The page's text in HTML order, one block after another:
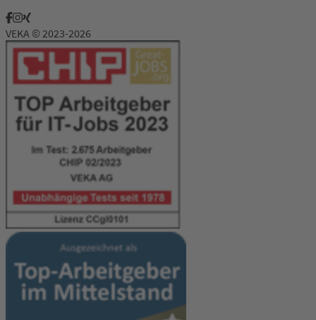
VEKA © 2023-2026